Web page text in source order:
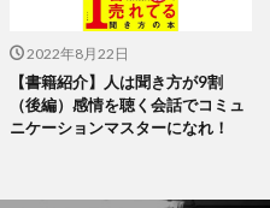
2022年8月22日
【書籍紹介】人は聞き方が9割
（後編）感情を聴く会話でコミュ
ニケーションマスターになれ！